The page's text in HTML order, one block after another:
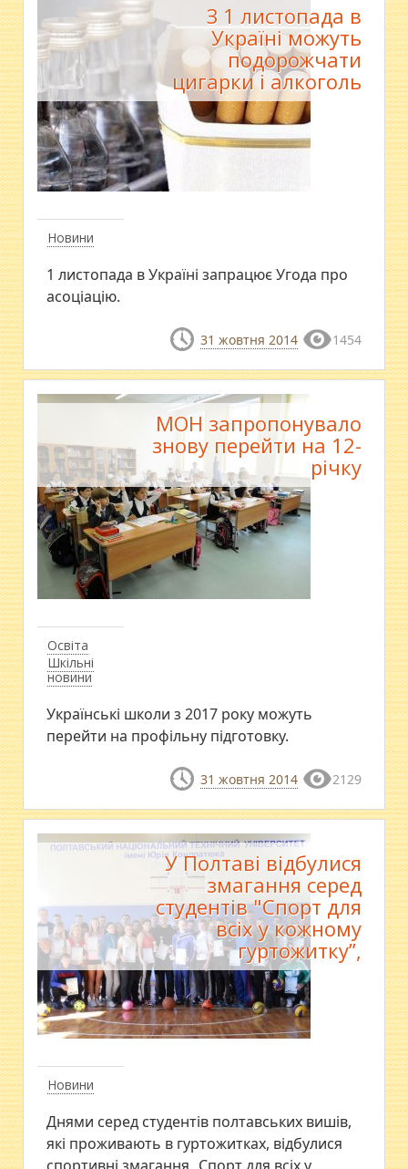
Новини
З 1 листопада в
Україні можуть
подорожчати
цигарки і алкоголь
1 листопада в Україні запрацює Угода про
асоціацію.
31 жовтня 2014 1454
Освіта
Шкільні
новини
МОН запропонувало
знову перейти на 12-
річку
Українські школи з 2017 року можуть
перейти на профільну підготовку.
31 жовтня 2014 2129
Новини
У Полтаві відбулися
змагання серед
студентів "Спорт для
всіх у кожному
гуртожитку”,
Днями серед студентів полтавських вишів,
які проживають в гуртожитках, відбулися